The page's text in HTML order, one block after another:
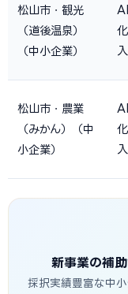
松山市・観光
（道後温泉）
（中小企業）
入
松山市・農業
（みかん）（中
小企業）
入
新事業の補
採択実績豊富な中